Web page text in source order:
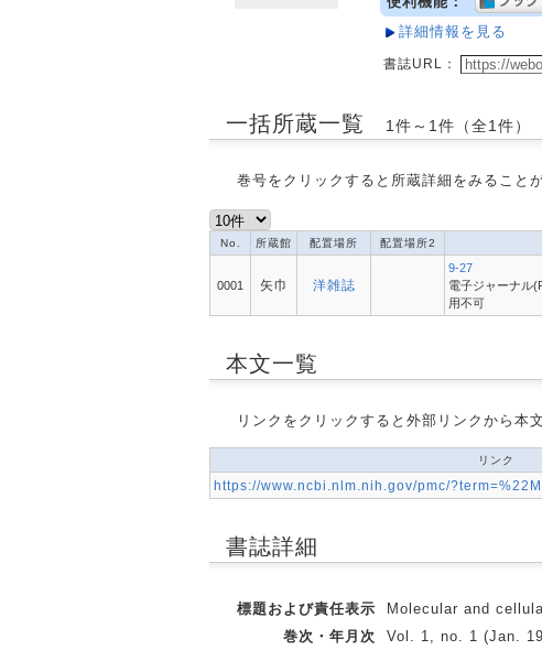
詳細情報を見る
書誌URL：
一括所蔵一覧 1件～1件（全1件）
巻号をクリックすると所蔵詳細をみること
No. 所蔵館 配置場所 配置場所2
0001 矢巾 洋雑誌
9-27
電子ジャーナル
用不可
本文一覧
リンクをクリックすると外部リンクから本
リンク
https://www.ncbi.nlm.nih.gov/pmc/
書誌詳細
標題および責任表示
Molecular and
巻次・年月次
Vol. 1, no. 1 (Jan.